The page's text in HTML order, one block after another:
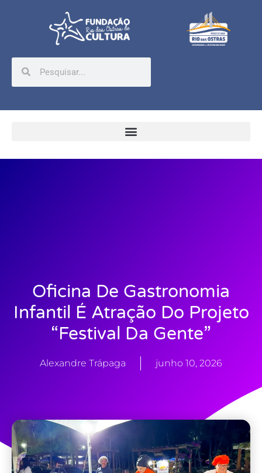
Oficina De Gastronomia
Infantil É Atração Do Projeto
“Festival Da Gente”
Alexandre Trápaga junho 10, 2026